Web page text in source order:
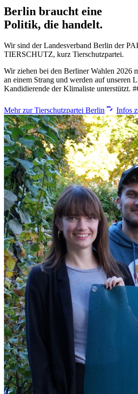
Berlin braucht eine
Politik, die handelt.
Wir sind der Landesverband Berlin der
TIERSCHUTZ, kurz Tierschutzpartei.
Wir ziehen bei den Berliner Wahlen 2026
an einem Strang und werden auf unseren
Kandidierende der Klimaliste unterstützt.
Mehr zur Tierschutzpartei Berlin Infos